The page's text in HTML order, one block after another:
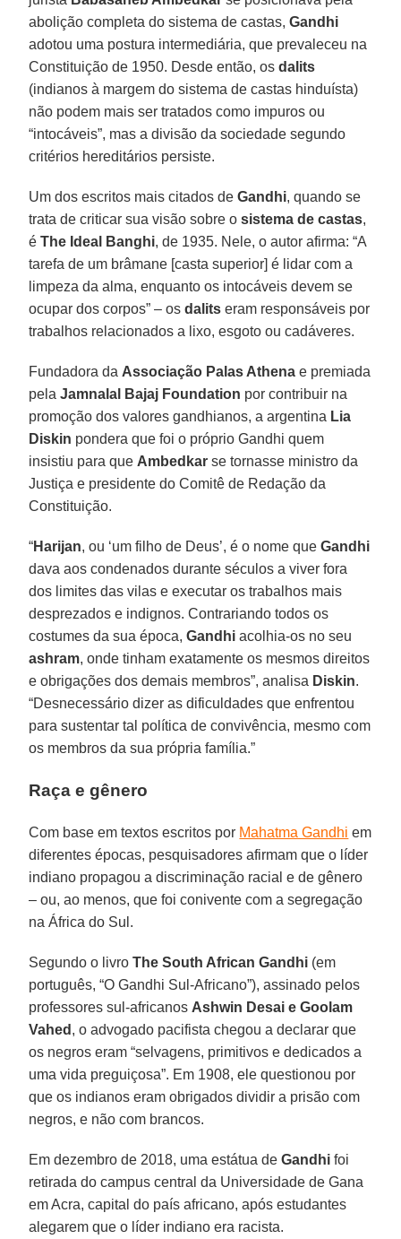
abolição completa do sistema de castas,Gandhi
adotou uma postura intermediária, que prevaleceu na
Constituição de 1950. Desde então, osdalits
(indianos à margem do sistema de castas hinduísta)
não podem mais ser tratados como impuros ou
“intocáveis”, mas a divisão da sociedade segundo
critérios hereditários persiste.
Um dos escritos mais citados deGandhi, quando se
trata de criticar sua visão sobre osistema de castas,
éThe Ideal Banghi, de 1935. Nele, o autor afirma: “A
tarefa de um brâmane [casta superior] é lidar com a
limpeza da alma, enquanto os intocáveis devem se
ocupar dos corpos” – osdalits eram responsáveis por
trabalhos relacionados a lixo, esgoto ou cadáveres.
Fundadora da Associação Palas Athena e premiada
pelaJamnalal Bajaj Foundation por contribuir na
promoção dos valores gandhianos, a argentina Lia
Diskin pondera que foi o próprio Gandhi quem
insistiu para que Ambedkar se tornasse ministro da
Justiça e presidente do Comitê de Redação da
Constituição.
“Harijan, ou ‘um filho de Deus’, é o nome queGandhi
dava aos condenados durante séculos a viver fora
dos limites das vilas e executar os trabalhos mais
desprezados e indignos. Contrariando todos os
costumes da sua época,Gandhi acolhia-os no seu
ashram, onde tinham exatamente os mesmos direitos
e obrigações dos demais membros”, analisa Diskin.
“Desnecessário dizer as dificuldades que enfrentou
para sustentar tal política de convivência, mesmo com
os membros da sua própria família.”
Raça e gênero
Com base em textos escritos por Mahatma Gandhi em
diferentes épocas, pesquisadores afirmam que o líder
indiano propagou a discriminação racial e de gênero
– ou, ao menos, que foi conivente com a segregação
na África do Sul.
Segundo o livroThe South African Gandhi (em
português, “O Gandhi Sul-Africano”), assinado pelos
professores sul-africanos Ashwin Desai e Goolam
Vahed , o advogado pacifista chegou a declarar que
os negros eram “selvagens, primitivos e dedicados a
uma vida preguiçosa”. Em 1908, ele questionou por
que os indianos eram obrigados dividir a prisão com
negros, e não com brancos.
Em dezembro de 2018, uma estátua deGandhi foi
retirada do campus central da Universidade de Gana
em Acra, capital do país africano, após estudantes
alegarem que o líder indiano era racista.